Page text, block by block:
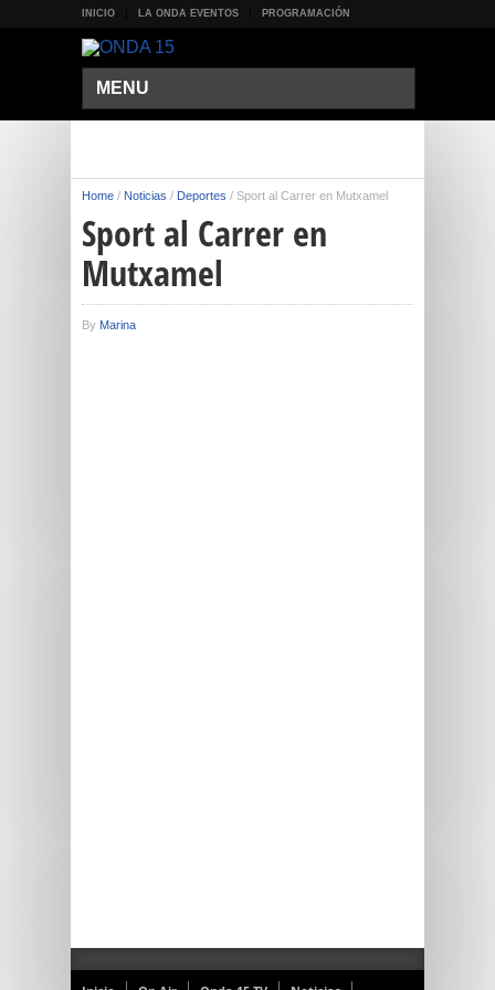
INICIO LA ONDA EVENTOS PROGRAMACIÓN
MENU
Home / Noticias / Deportes / Sport al Carrer en Mutxamel
Sport al Carrer en
Mutxamel
By Marina